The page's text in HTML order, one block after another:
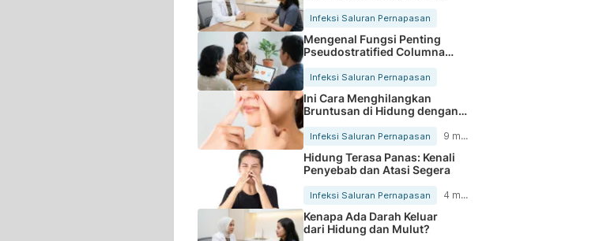
Infeksi Saluran Pernapasan
Mengenal Fungsi Penting
Pseudostratified Columnar
Epithelium
Infeksi Saluran Pernapasan
Ini Cara Menghilangkan
Bruntusan di Hidung dengan
Infeksi Saluran Pernapasan 9 menit
Hidung Terasa Panas: Kenali
Penyebab dan Atasi Segera
Infeksi Saluran Pernapasan 4 menit
Kenapa Ada Darah Keluar
dari Hidung dan Mulut?